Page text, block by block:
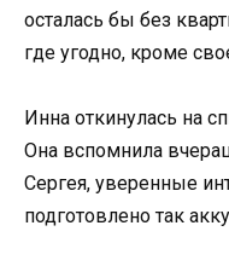
осталась бы без
где угодно, кроме
Инна откинулась на
Она вспомнила
Сергея, уверенные
подготовлено так